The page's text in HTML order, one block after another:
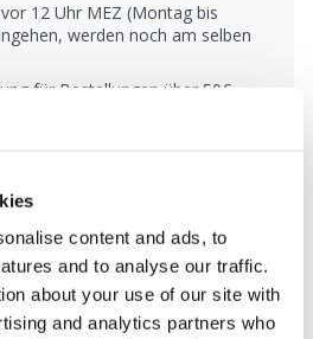
content and ads, to
and to analyse our traffic.
about your use of our site with
and analytics partners who
12 Uhr MEZ (Montag bis
werden noch am selben
für Bestellungen über 50€
mit hoher Taille und Zick-